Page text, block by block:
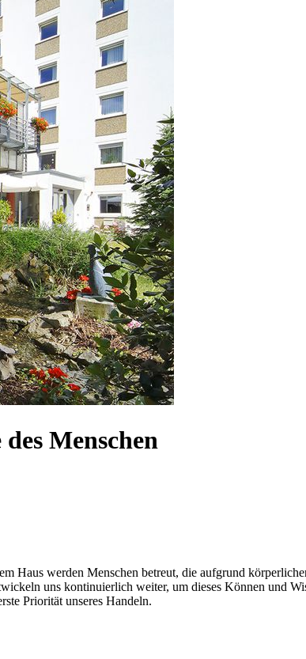
Menschen
Haus werden Menschen betreut, die aufgrund
uns kontinuierlich weiter, um dieses Können und
Priorität unseres Handeln.